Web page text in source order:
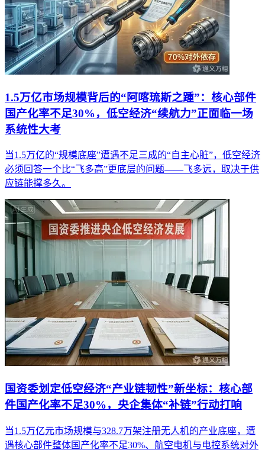
1.5万亿市场规模背后的“阿喀琉斯之踵”：核心部件
国产化率不足30%，低空经济“续航力”正面临一场
系统性大考
当1.5万亿的“规模底座”遭遇不足三成的“自主心脏”，低空经济
必须回答一个比“飞多高”更底层的问题——飞多远，取决于供
应链能撑多久。
国资委划定低空经济“产业链韧性”新坐标：核心部
件国产化率不足30%，央企集体“补链”行动打响
当1.5万亿元市场规模与328.7万架注册无人机的产业底座，遭
遇核心部件整体国产化率不足30%、航空电机与电控系统对外